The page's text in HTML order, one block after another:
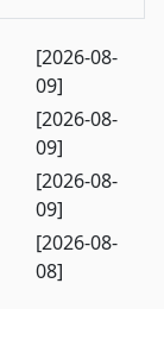
[2026-08-
09]
[2026-08-
09]
[2026-08-
09]
[2026-08-
08]